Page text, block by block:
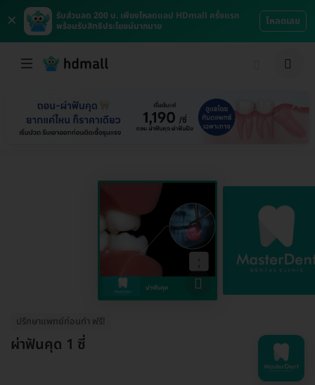
×
รับส่วนลด 200 บ. เพียงโหลดแอป HDmall ครั้งแรก
พร้อมรับสิทธิประโยชน์มากมาย
โหลดเลย
ปรึกษาแพทย์ก่อนทำ ฟรี!
ผ่าฟันคุด 1 ซี่